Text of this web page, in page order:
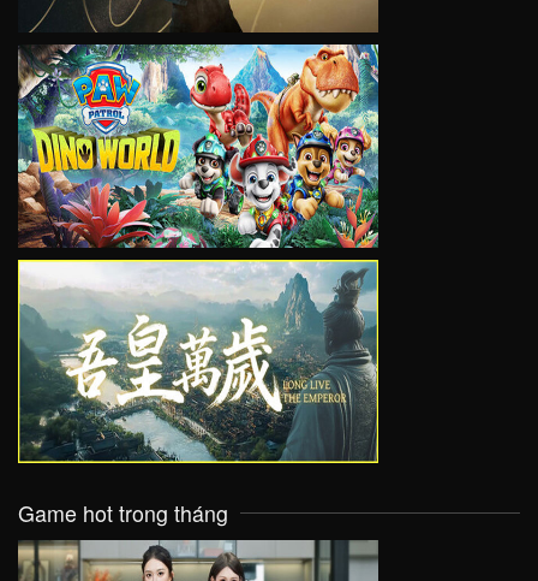
VIEW
VIEW
Game hot trong tháng